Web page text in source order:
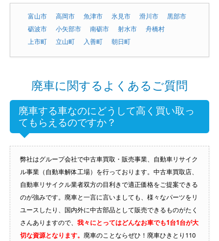
富山市 高岡市 魚津市 氷見市 滑川市
黒部市
砺波市
小矢部市 南砺市 射水市
舟橋村
上市町
立山町 入善町 朝日町
廃車に関するよくあるご質問
廃車する車なのにどうして高く買い取っ
てもらえるのですか？
弊社はグループ会社で中古車買取・販売事業、自動車リサイク
ル事業（自動車解体工場）を行っております。中古車買取店、
自動車リサイクル業者双方の目利きで適正価格をご提案できる
のが強みです。廃車と一言に言いましても、様々なパーツをリ
ユースしたり、国内外に中古部品として販売できるものがたく
さんありますので、 我々にとってはどんなお車でも1台1台が大
切な資源となります。 廃車のことならぜひ！廃車ひきとり110